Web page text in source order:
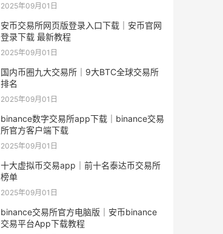
2025年09月01日
安币交易所网页版登录入口下载｜安币官网
登录下载 最新教程
2025年09月01日
国内币圈九大交易所｜9大BTC全球交易所
排名
2025年09月01日
binance数字交易所app下载｜binance交易
所官方客户端下载
2025年09月01日
十大虚拟币交易app｜前十名泰达币交易所
榜单
2025年09月01日
binance交易所官方电脑版｜安币binance
交易平台App下载教程